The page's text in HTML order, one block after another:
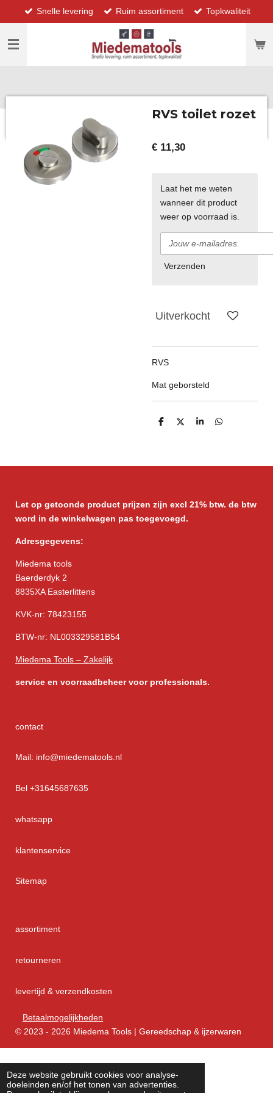
Deze website gebruikt cookies voor analyse-
doeleinden en/of het tonen van advertenties.
direct
naar
hoofdinhoud
Snelle levering Ruim assortiment Topkwaliteit
RVS toilet rozet
€ 11,30
Laat het me weten
wanneer dit product
weer op voorraad is.
Verzenden
Uitverkocht
RVS
Mat geborsteld
D
D
S
D
Let op getoonde product prijzen zijn excl 21% btw. de btw
word in de winkelwagen pas toegevoegd.
Adresgegevens:
Miedema tools
Baerderdyk 2
8835XA Easterlittens
KVK-nr: 78423155
BTW-nr: NL003329581B54
Miedema Tools – Zakelijk
service en voorraadbeheer voor professionals.
contact
Mail: info@miedematools.nl
Bel +31645687635
whatsapp
klantenservice
Sitemap
assortiment
retourneren
levertijd & verzendkosten
Betaalmogelijkheden
© 2023 - 2026 Miedema Tools | Gereedschap & ijzerwaren